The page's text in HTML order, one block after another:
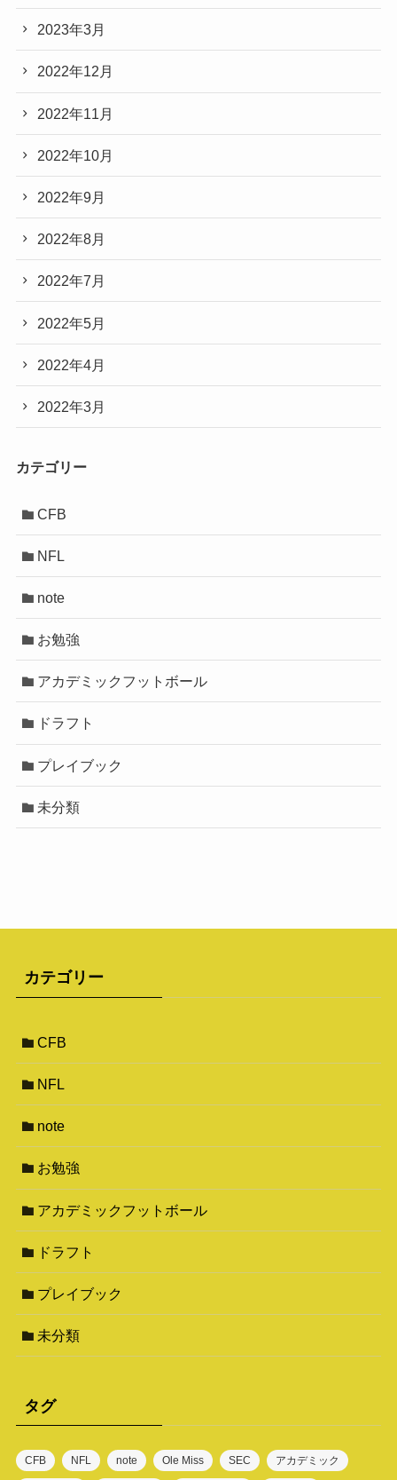
2023年3月
2022年12月
2022年11月
2022年10月
2022年9月
2022年8月
2022年7月
2022年5月
2022年4月
2022年3月
カテゴリー
CFB
NFL
note
お勉強
アカデミックフットボール
ドラフト
プレイブック
未分類
カテゴリー
CFB
NFL
note
お勉強
アカデミックフットボール
ドラフト
プレイブック
未分類
タグ
CFB NFL note Ole Miss SEC アカデミック